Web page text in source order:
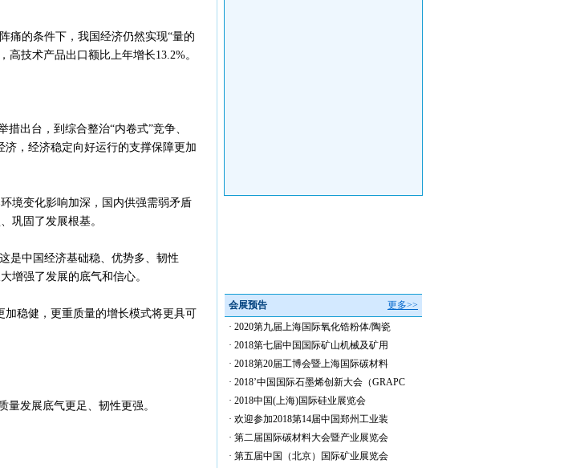
痛的条件下，我国经济仍然实现“量的
高技术产品出口额比上年增长13.2%。
出台，到综合整治“内卷式”竞争、
，经济稳定向好运行的支撑保障更加
境变化影响加深，国内供强需弱矛盾
巩固了发展根基。
是中国经济基础稳、优势多、韧性
增强了发展的底气和信心。
稳健，更重质量的增长模式将更具可
量发展底气更足、韧性更强。
会展预告
更多>>
· 2020第九届上海国际氧化锆粉体/陶瓷
· 2018第七届中国国际矿山机械及矿用
· 2018第20届工博会暨上海国际碳材料
· 2018’中国国际石墨烯创新大会（GRAPC
· 2018中国(上海)国际硅业展览会
· 欢迎参加2018第14届中国郑州工业装
· 第二届国际碳材料大会暨产业展览会
· 第五届中国（北京）国际矿业展览会